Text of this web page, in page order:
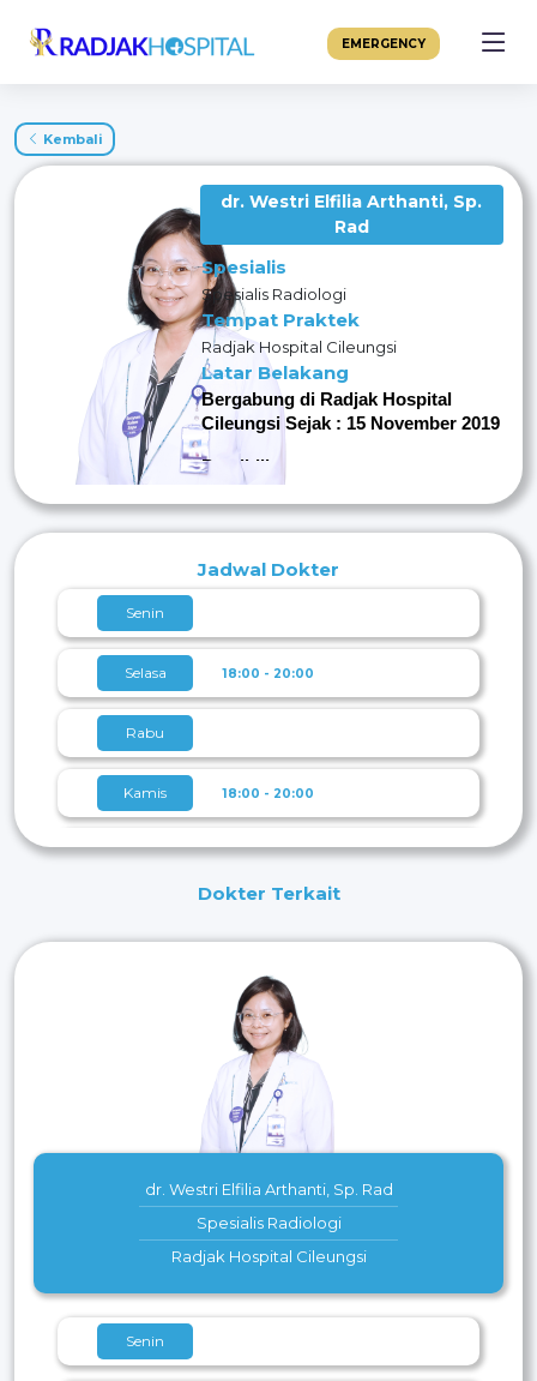
EMERGENCY
Kembali
dr. Westri Elfilia Arthanti, Sp.
Rad
Spesialis
Spesialis Radiologi
Tempat Praktek
Radjak Hospital Cileungsi
Latar Belakang
Bergabung di Radjak Hospital
Cileungsi Sejak : 15 November 2019
Pendidikan
Lulusan Dokter Umum
Universitas Kristen Maranatha
Universitas Diponegoro
Jadwal Dokter
Senin
Selasa 18:00 - 20:00
Rabu
Kamis 18:00 - 20:00
Jumat 13:30 - 14:30
Dokter Terkait
dr. Westri Elfilia Arthanti, Sp. Rad
Spesialis Radiologi
Radjak Hospital Cileungsi
Senin